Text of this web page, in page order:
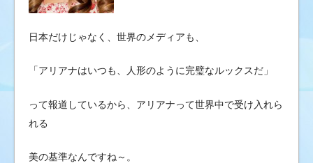
日本だけじゃなく、世界のメディアも、
「アリアナはいつも、人形のように完璧なルックスだ」
って報道しているから、アリアナって世界中で受け入れら
れる
美の基準なんですね～。